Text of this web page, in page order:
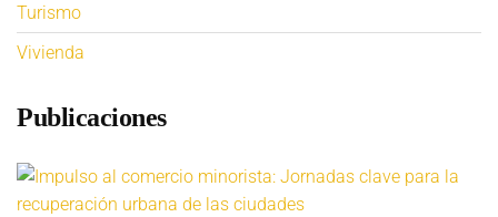
Turismo
Vivienda
Publicaciones